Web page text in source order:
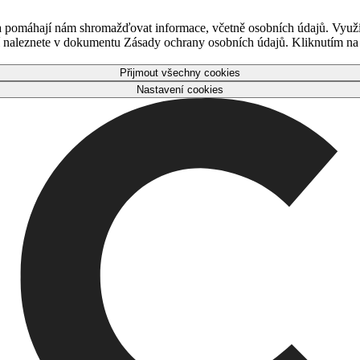
nám shromažďovat informace, včetně osobních údajů.
v dokumentu Zásady ochrany osobních údajů. Kliknutím
Přijmout všechny cookies
Nastavení cookies